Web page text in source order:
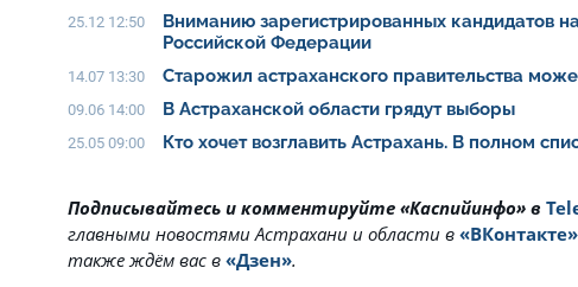
25.12 12:50
Вниманию зарегистрированных кандидатов
Российской Федерации
14.07 13:30 Старожил астраханского правительства
09.06 14:00 В Астраханской области грядут выборы
25.05 09:00 Кто хочет возглавить Астрахань. В полном
Подписывайтесь и комментируйте «Каспийинфо» в
главными новостями Астрахани и области в «ВКонтакте»
также ждём вас в «Дзен».